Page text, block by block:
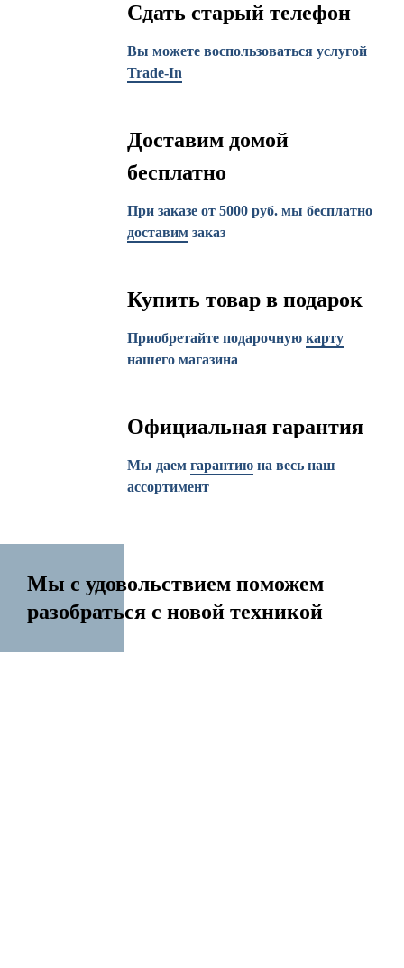
Сдать старый телефон
Вы можете воспользоваться услугой
Trade-In
Доставим домой
бесплатно
При заказе от 5000 руб. мы бесплатно
доставим заказ
Купить товар в подарок
Приобретайте подарочную карту
нашего магазина
Официальная гарантия
Мы даем гарантию на весь наш
ассортимент
Мы с удовольствием поможем
разобраться с новой техникой